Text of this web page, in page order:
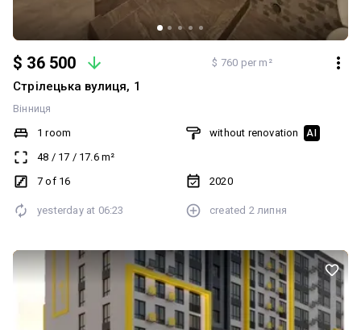
$ 36 500 $ 760 per m²
Стрілецька вулиця, 1
Вінниця
1 room
48 / 17 / 17.6m²
7 of 16
without renovation AI
2020
yesterday at 06:23 created 2 липня